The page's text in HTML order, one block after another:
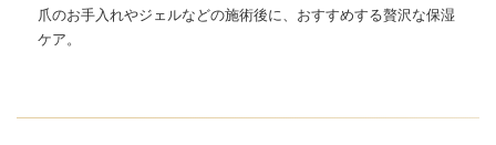
爪のお手入れやジェルなどの施術後に、おすすめする贅沢な保湿
ケア。